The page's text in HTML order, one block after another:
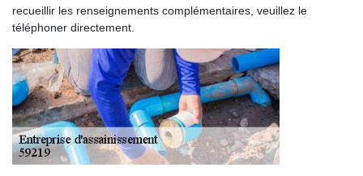
recueillir les renseignements complémentaires, veuillez le
téléphoner directement.